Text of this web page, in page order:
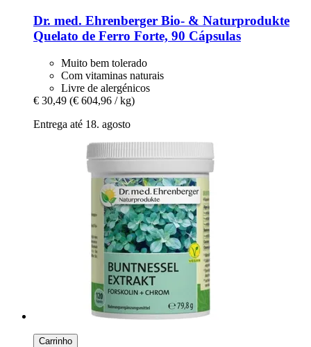
Dr. med. Ehrenberger Bio- & Naturprodukte
Quelato de Ferro Forte, 90 Cápsulas
Muito bem tolerado
Com vitaminas naturais
Livre de alergénicos
€ 30,49 (€ 604,96 / kg)
Entrega até 18. agosto
Carrinho